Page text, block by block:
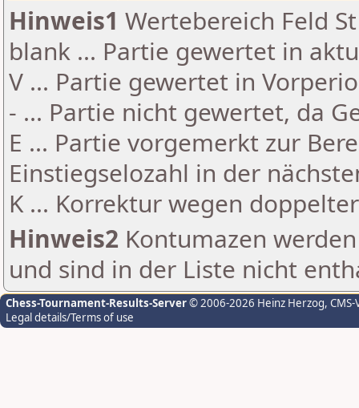
Hinweis1 Wertebereich Feld
blank ... Partie gewertet in
V ... Partie gewertet in
- ... Partie nicht gewertet, da
E ... Partie vorgemerkt zur
Einstiegselozahl in der
K ... Korrektur wegen
Hinweis2 Kontumazen
und sind in der Liste nicht
Chess-Tournament-Results-Server© 2006-2026 Heinz Herzog,
Legal details/Terms of use